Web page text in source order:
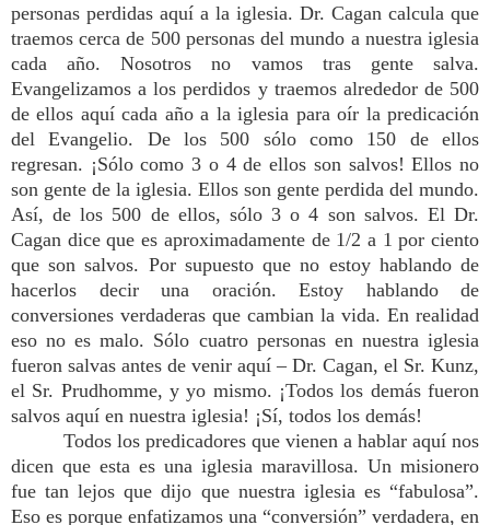
personas perdidas aquí a la iglesia. Dr. Cagan calcula que
traemos cerca de 500 personas del mundo a nuestra iglesia
cada año. Nosotros no vamos tras gente salva.
Evangelizamos a los perdidos y traemos alrededor de 500
de ellos aquí cada año a la iglesia para oír la predicación
del Evangelio. De los 500 sólo como 150 de ellos
regresan. ¡Sólo como 3 o 4 de ellos son salvos! Ellos no
son gente de la iglesia. Ellos son gente perdida del mundo.
Así, de los 500 de ellos, sólo 3 o 4 son salvos. El Dr.
Cagan dice que es aproximadamente de 1/2 a 1 por ciento
que son salvos. Por supuesto que no estoy hablando de
hacerlos decir una oración. Estoy hablando de
conversiones verdaderas que cambian la vida. En realidad
eso no es malo. Sólo cuatro personas en nuestra iglesia
fueron salvas antes de venir aquí – Dr. Cagan, el Sr. Kunz,
el Sr. Prudhomme, y yo mismo. ¡Todos los demás fueron
salvos aquí en nuestra iglesia! ¡Sí, todos los demás!
Todos los predicadores que vienen a hablar aquí nos
dicen que esta es una iglesia maravillosa. Un misionero
fue tan lejos que dijo que nuestra iglesia es “fabulosa”.
Eso es porque enfatizamos una “conversión” verdadera, en